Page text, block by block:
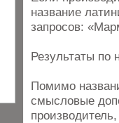
название
запросов:
Результаты по
Помимо
смысловые